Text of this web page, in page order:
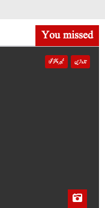
You missed
تازہ ترین خیبر پختونخوا